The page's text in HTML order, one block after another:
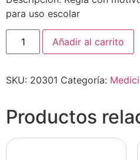
para uso escolar
Añadir al carrito
SKU: 20301 Categoría:
Productos